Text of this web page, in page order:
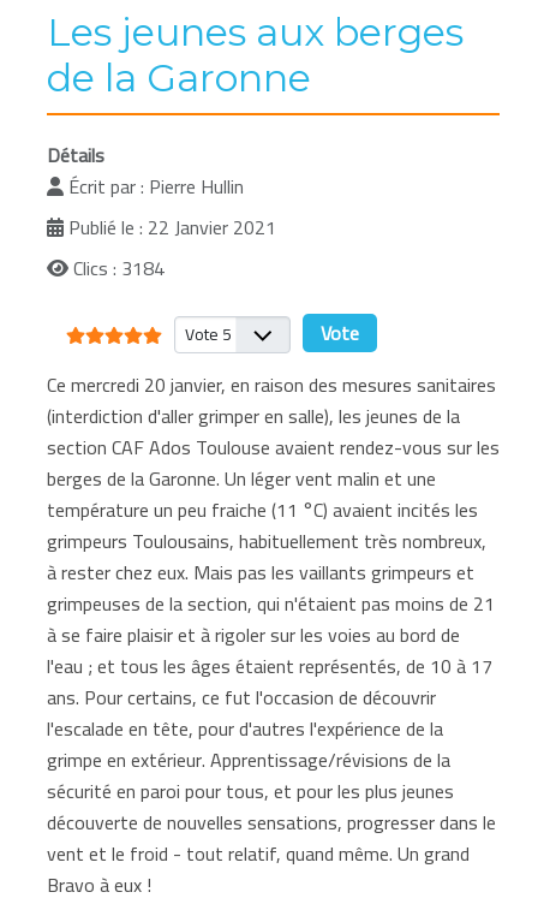
Les jeunes aux berges
de la Garonne
Détails
Écrit par : Pierre Hullin
Publié le : 22 Janvier 2021
Clics : 3184
Vote utilisateur:5/5
Veuillez voter
Ce mercredi 20 janvier, en raison des mesures sanitaires
(interdiction d'aller grimper en salle), les jeunes de la
section CAF Ados Toulouse avaient rendez-vous sur les
berges de la Garonne. Un léger vent malin et une
température un peu fraiche (11 °C) avaient incités les
grimpeurs Toulousains, habituellement très nombreux,
à rester chez eux. Mais pas les vaillants grimpeurs et
grimpeuses de la section, qui n'étaient pas moins de 21
à se faire plaisir et à rigoler sur les voies au bord de
l'eau ; et tous les âges étaient représentés, de 10 à 17
ans. Pour certains, ce fut l'occasion de découvrir
l'escalade en tête, pour d'autres l'expérience de la
grimpe en extérieur. Apprentissage/révisions de la
sécurité en paroi pour tous, et pour les plus jeunes
découverte de nouvelles sensations, progresser dans le
vent et le froid - tout relatif, quand même. Un grand
Bravo à eux !